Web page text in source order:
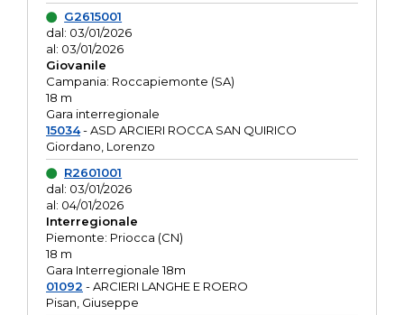
G2615001
dal: 03/01/2026
al: 03/01/2026
Giovanile
Campania: Roccapiemonte (SA)
18 m
Gara interregionale
15034- ASD ARCIERI ROCCA SAN QUIRICO
Giordano, Lorenzo
R2601001
dal: 03/01/2026
al: 04/01/2026
Interregionale
Piemonte: Priocca (CN)
18 m
Gara Interregionale 18m
01092 - ARCIERI LANGHE E ROERO
Pisan, Giuseppe